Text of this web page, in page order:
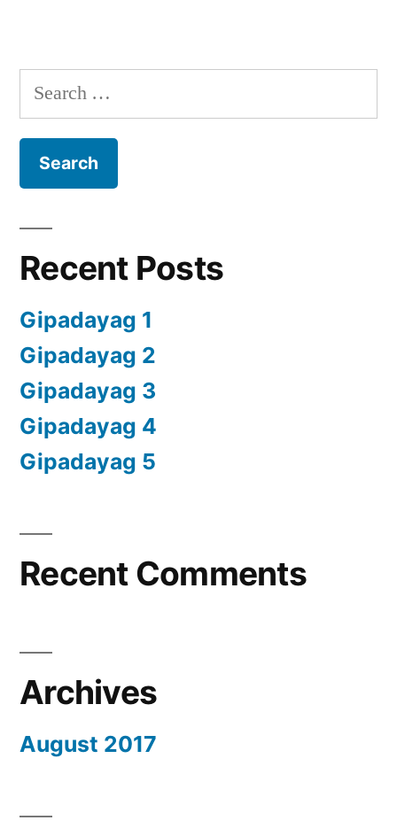
Search
for:
Recent Posts
Gipadayag 1
Gipadayag 2
Gipadayag 3
Gipadayag 4
Gipadayag 5
Recent Comments
Archives
August 2017